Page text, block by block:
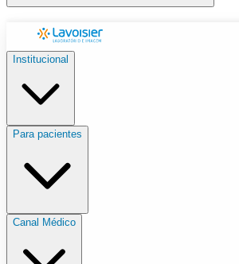
Institucional
Para pacientes
Canal Médico